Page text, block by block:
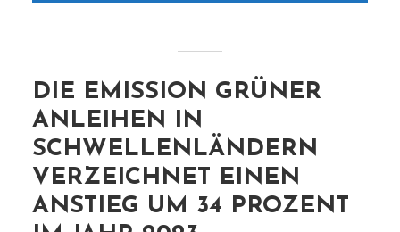
DIE EMISSION GRÜNER
ANLEIHEN IN
SCHWELLENLÄNDERN
VERZEICHNET EINEN
ANSTIEG UM 34 PROZENT